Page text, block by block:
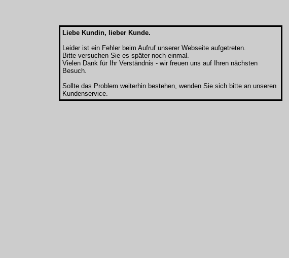
Liebe Kundin, lieber Kunde.
Leider ist ein Fehler beim Aufruf unserer Webseite aufgetreten.
Bitte versuchen Sie es später noch einmal.
Vielen Dank für Ihr Verständnis - wir freuen uns auf Ihren nächsten
Besuch.
Sollte das Problem weiterhin bestehen, wenden Sie sich bitte an unseren
Kundenservice.